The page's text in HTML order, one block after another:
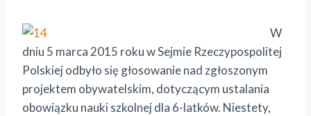
W
dniu 5 marca 2015 roku w Sejmie Rzeczypospolitej
Polskiej odbyło się głosowanie nad zgłoszonym
projektem obywatelskim, dotyczącym ustalania
obowiązku nauki szkolnej dla 6-latków. Niestety,